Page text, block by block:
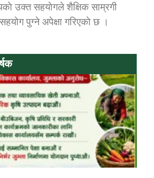
महिनावारी सम्बन्धिकाे
तातोपानी गाउँपालिका जुम्लाको सूचना
तातोपानी गाउँपालिका जुम्लाको सूचना
उक्त सहयाेगले शैक्षिक साम्रगी
पुग्ने अपेक्षा गरिएकाे छ ।